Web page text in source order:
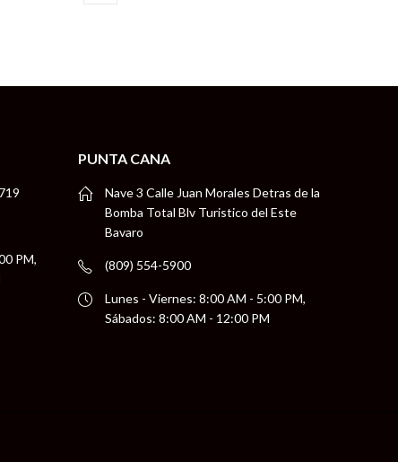
PM,
PUNTA CANA
Nave 3 Calle Juan Morales Detras de la
Bomba Total Blv Turistico del Este
Bavaro
(809) 554-5900
Lunes - Viernes: 8:00 AM - 5:00 PM,
Sábados: 8:00 AM - 12:00 PM